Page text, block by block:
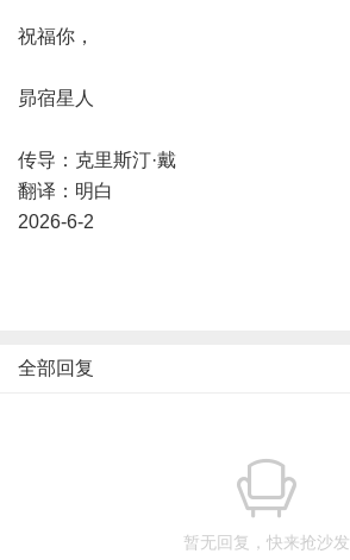
祝福你，
昴宿星人
传导：克里斯汀·戴
翻译：明白
2026-6-2
全部回复
暂无回复，快来抢沙发